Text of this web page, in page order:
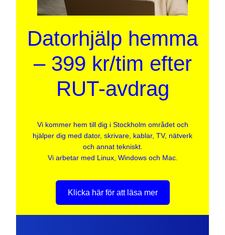
Datorhjälp hemma
– 399 kr/tim efter
RUT-avdrag
Vi kommer hem till dig i Stockholm området och
hjälper dig med dator, skrivare, kablar, TV, nätverk
och annat tekniskt.
Vi arbetar med Linux, Windows och Mac.
Klicka här för att läsa mer